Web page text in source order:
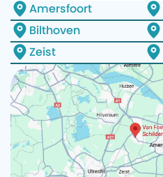
Amersfoort
Bilthoven
Zeist